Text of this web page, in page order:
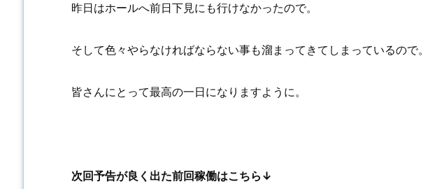
昨日はホールへ前日下見にも行けなかったので。
そして色々やらなければならない事も溜まってきてしまっているので。
皆さんにとって最高の一日になりますように。
次回予告が良く出た前回稼働はこちら↓